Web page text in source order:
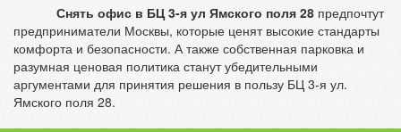
Снять офис в БЦ 3-я ул Ямского поля 28 предпочтут
предприниматели Москвы, которые ценят высокие стандарты
комфорта и безопасности. А также собственная парковка и
разумная ценовая политика станут убедительными
аргументами для принятия решения в пользу БЦ 3-я ул.
Ямского поля 28.